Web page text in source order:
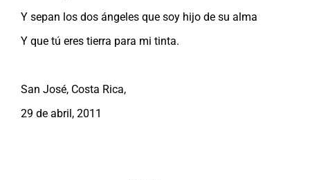
Y sepan los dos ángeles que soy hijo de su alma
Y que tú eres tierra para mi tinta.
San José, Costa Rica,
29 de abril, 2011